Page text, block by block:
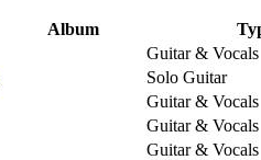
Album
Guitar & Vocals
Solo Guitar
Guitar & Vocals
Guitar & Vocals
Guitar & Vocals